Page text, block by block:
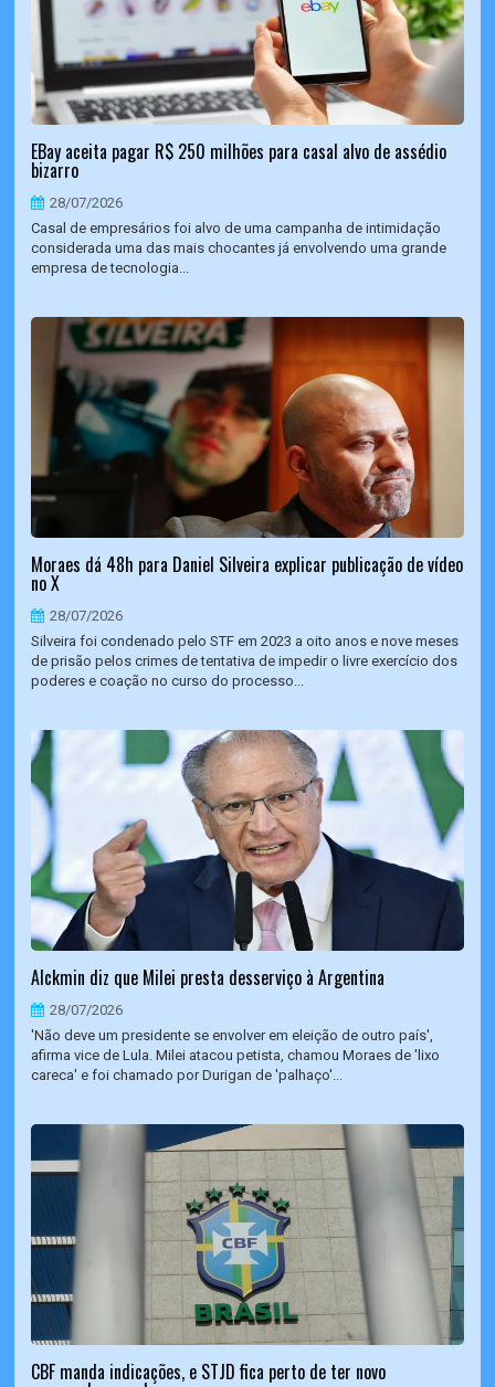
EBay aceita pagar R$ 250 milhões para casal alvo de assédio
bizarro
28/07/2026
Casal de empresários foi alvo de uma campanha de intimidação
considerada uma das mais chocantes já envolvendo uma grande
empresa de tecnologia...
Moraes dá 48h para Daniel Silveira explicar publicação de vídeo
no X
28/07/2026
Silveira foi condenado pelo STF em 2023 a oito anos e nove meses
de prisão pelos crimes de tentativa de impedir o livre exercício dos
poderes e coação no curso do processo...
Alckmin diz que Milei presta desserviço à Argentina
28/07/2026
'Não deve um presidente se envolver em eleição de outro país',
afirma vice de Lula. Milei atacou petista, chamou Moraes de 'lixo
careca' e foi chamado por Durigan de 'palhaço'...
CBF manda indicações, e STJD fica perto de ter novo